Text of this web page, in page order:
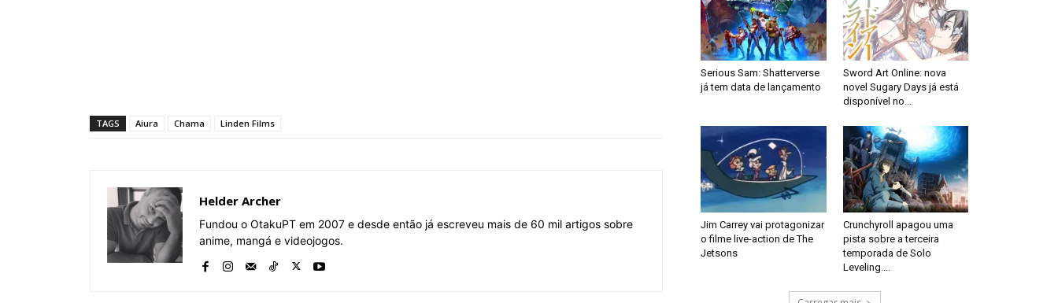
TAGS Aiura Chama Linden Films
Helder Archer
Fundou o OtakuPT em 2007 e desde então já escreveu mais de 60 mil artigos sobre
anime, mangá e videojogos.
Serious Sam: Shatterverse
já tem data de lançamento
Sword Art Online: nova
novel Sugary Days já está
disponível no...
Jim Carrey vai protagonizar
o filme live-action de The
Jetsons
Crunchyroll apagou uma
pista sobre a terceira
temporada de Solo
Leveling....